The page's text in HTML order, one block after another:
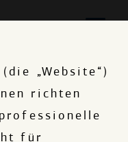
„Website“)
richten
für